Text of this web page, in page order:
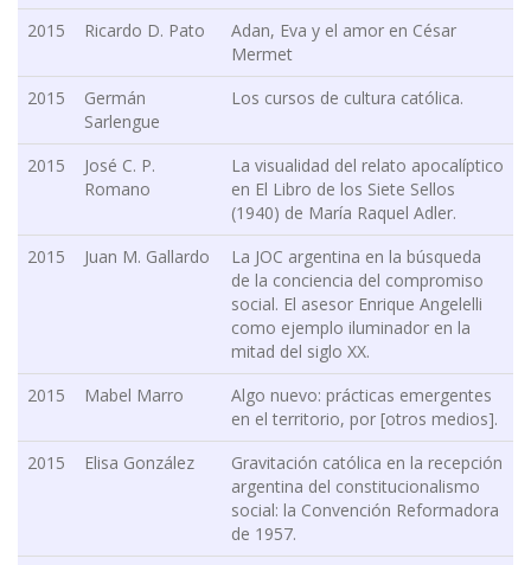
2015
Ricardo D. Pato
Adan, Eva y el amor en César
Mermet
2015
Germán
Sarlengue
Los cursos de cultura católica.
2015
José C. P.
Romano
La visualidad del relato apocalíptico
en El Libro de los Siete Sellos
(1940) de María Raquel Adler.
2015
Juan M. Gallardo
La JOC argentina en la búsqueda
de la conciencia del compromiso
social. El asesor Enrique Angelelli
como ejemplo iluminador en la
mitad del siglo XX.
2015
Mabel Marro
Algo nuevo: prácticas emergentes
en el territorio, por [otros medios].
2015
Elisa González
Gravitación católica en la recepción
argentina del constitucionalismo
social: la Convención Reformadora
de 1957.